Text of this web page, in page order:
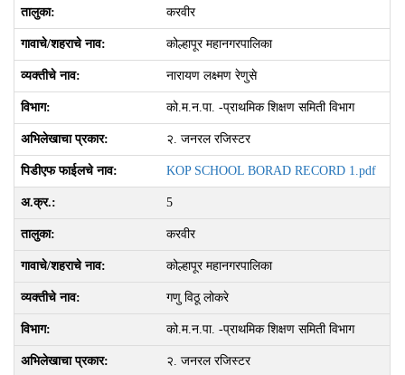
करवीर
कोल्हापूर महानगरपालिका
नारायण लक्ष्मण रेणुसे
को.म.न.पा. -प्राथमिक शिक्षण समिती विभाग
२. जनरल रजिस्‍टर
KOP SCHOOL BORAD RECORD 1.pdf
5
करवीर
कोल्हापूर महानगरपालिका
गणु विठू लोकरे
को.म.न.पा. -प्राथमिक शिक्षण समिती विभाग
२. जनरल रजिस्‍टर